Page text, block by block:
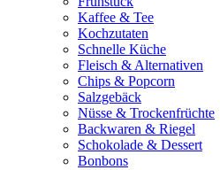
Kaffee & Tee
Kochzutaten
Schnelle Küche
Fleisch & Alternativen
Chips & Popcorn
Salzgebäck
Nüsse & Trockenfrüchte
Backwaren & Riegel
Schokolade & Dessert
Bonbons